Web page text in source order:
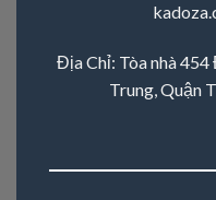
Địa Chỉ: Tòa nhà 454
Trung, Quận